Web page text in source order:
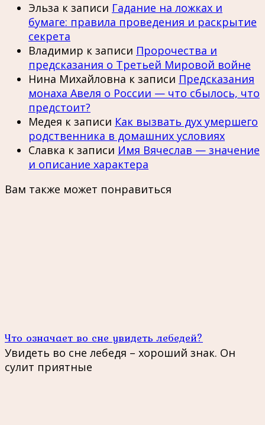
Эльза к записи Гадание на ложках и
бумаге: правила проведения и раскрытие
секрета
Владимир к записи Пророчества и
предсказания о Третьей Мировой войне
Нина Михайловна к записи Предсказания
монаха Авеля о России — что сбылось, что
предстоит?
Медея к записи Как вызвать дух умершего
родственника в домашних условиях
Славка к записи Имя Вячеслав — значение
и описание характера
Вам также может понравиться
Что означает во сне увидеть лебедей?
Увидеть во сне лебедя – хороший знак. Он
сулит приятные